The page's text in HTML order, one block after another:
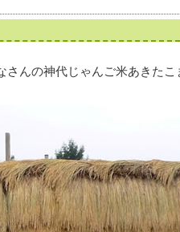
んの神代じゃんご米あきたこ